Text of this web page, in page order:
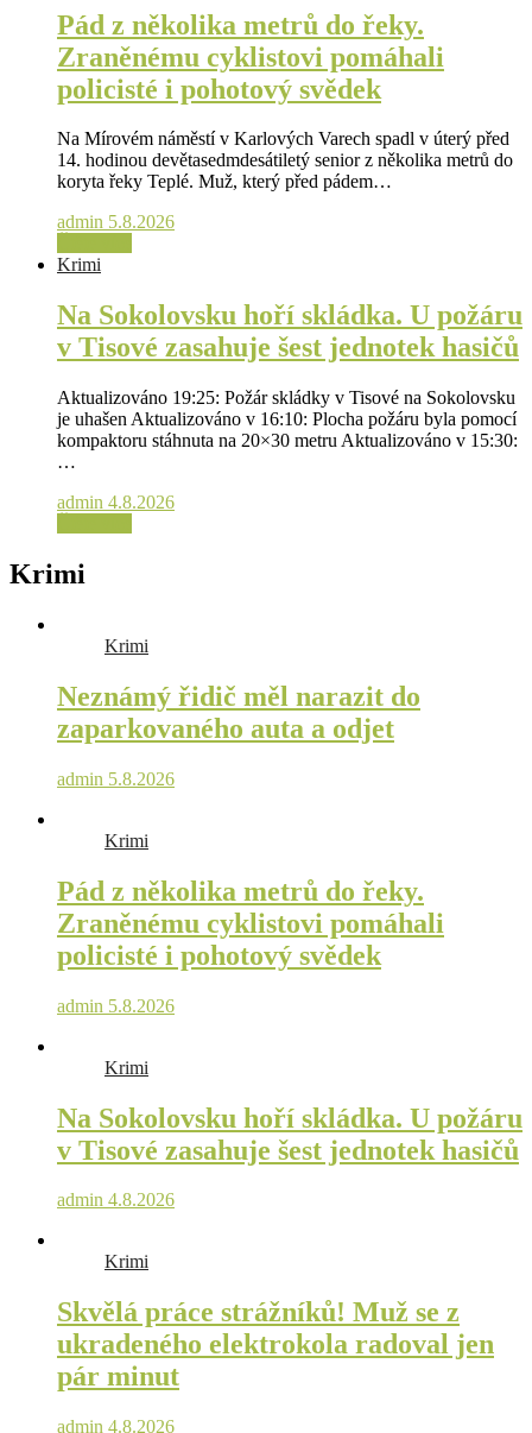
Pád z několika metrů do řeky.
Zraněnému cyklistovi pomáhali
policisté i pohotový svědek
Na Mírovém náměstí v Karlových Varech spadl v úterý před
14. hodinou devětasedmdesátiletý senior z několika metrů do
koryta řeky Teplé. Muž, který před pádem…
admin 5.8.2026
Krimi
Na Sokolovsku hoří skládka. U požáru
v Tisové zasahuje šest jednotek hasičů
Aktualizováno 19:25: Požár skládky v Tisové na Sokolovsku
je uhašen Aktualizováno v 16:10: Plocha požáru byla pomocí
kompaktoru stáhnuta na 20×30 metru Aktualizováno v 15:30:
…
admin 4.8.2026
Krimi
Krimi
Neznámý řidič měl narazit do
zaparkovaného auta a odjet
admin 5.8.2026
Krimi
Pád z několika metrů do řeky.
Zraněnému cyklistovi pomáhali
policisté i pohotový svědek
admin 5.8.2026
Krimi
Na Sokolovsku hoří skládka. U požáru
v Tisové zasahuje šest jednotek hasičů
admin 4.8.2026
Krimi
Skvělá práce strážníků! Muž se z
ukradeného elektrokola radoval jen
pár minut
admin 4.8.2026